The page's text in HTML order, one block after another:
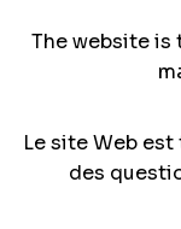
The website is
Le site Web
des